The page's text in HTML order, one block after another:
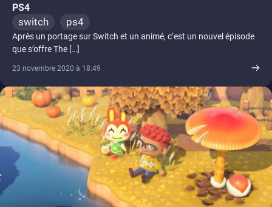
PS4
switch ps4
Après un portage sur Switch et un animé, c’est un nouvel épisode
que s’offre The […]
23 novembre 2020 à 18:49